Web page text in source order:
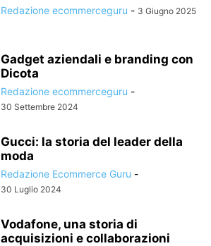
Redazione ecommerceguru - 3 Giugno 2025
Gadget aziendali e branding con
Dicota
Redazione ecommerceguru -
30 Settembre 2024
Gucci: la storia del leader della
moda
Redazione Ecommerce Guru -
30 Luglio 2024
Vodafone, una storia di
acquisizioni e collaborazioni